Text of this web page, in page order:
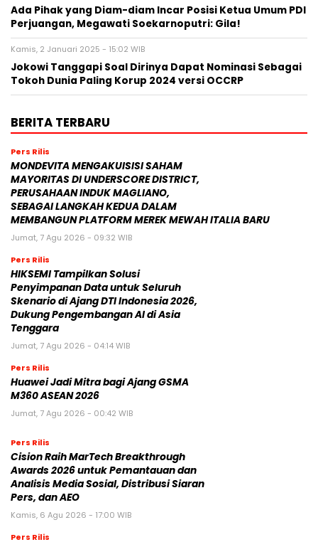
Ada Pihak yang Diam-diam Incar Posisi Ketua Umum PDI
Perjuangan, Megawati Soekarnoputri: Gila!
Kamis, 2 Januari 2025 - 15:02 WIB
Jokowi Tanggapi Soal Dirinya Dapat Nominasi Sebagai
Tokoh Dunia Paling Korup 2024 versi OCCRP
BERITA TERBARU
Pers Rilis
MONDEVITA MENGAKUISISI SAHAM
MAYORITAS DI UNDERSCORE DISTRICT,
PERUSAHAAN INDUK MAGLIANO,
SEBAGAI LANGKAH KEDUA DALAM
MEMBANGUN PLATFORM MEREK MEWAH ITALIA BARU
Jumat, 7 Agu 2026 - 09:32 WIB
Pers Rilis
HIKSEMI Tampilkan Solusi
Penyimpanan Data untuk Seluruh
Skenario di Ajang DTI Indonesia 2026,
Dukung Pengembangan AI di Asia
Tenggara
Jumat, 7 Agu 2026 - 04:14 WIB
Pers Rilis
Huawei Jadi Mitra bagi Ajang GSMA
M360 ASEAN 2026
Jumat, 7 Agu 2026 - 00:42 WIB
Pers Rilis
Cision Raih MarTech Breakthrough
Awards 2026 untuk Pemantauan dan
Analisis Media Sosial, Distribusi Siaran
Pers, dan AEO
Kamis, 6 Agu 2026 - 17:00 WIB
Pers Rilis